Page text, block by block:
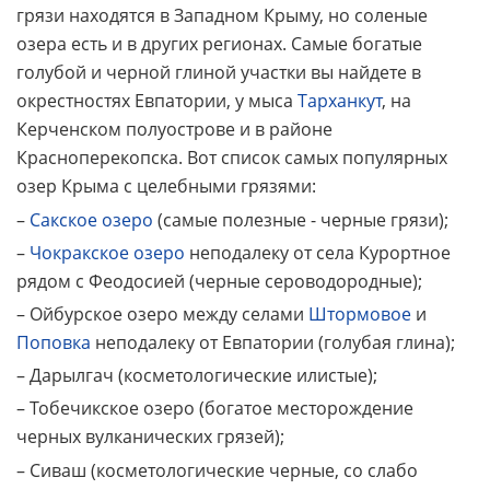
грязи находятся в Западном Крыму, но соленые
озера есть и в других регионах. Самые богатые
голубой и черной глиной участки вы найдете в
окрестностях Евпатории, у мыса Тарханкут, на
Керченском полуострове и в районе
Красноперекопска. Вот список самых популярных
озер Крыма с целебными грязями:
– Сакское озеро (самые полезные - черные грязи);
– Чокракское озеро неподалеку от села Курортное
рядом с Феодосией (черные сероводородные);
– Ойбурское озеро между селами Штормовое и
Поповка неподалеку от Евпатории (голубая глина);
– Дарылгач (косметологические илистые);
– Тобечикское озеро (богатое месторождение
черных вулканических грязей);
– Сиваш (косметологические черные, со слабо